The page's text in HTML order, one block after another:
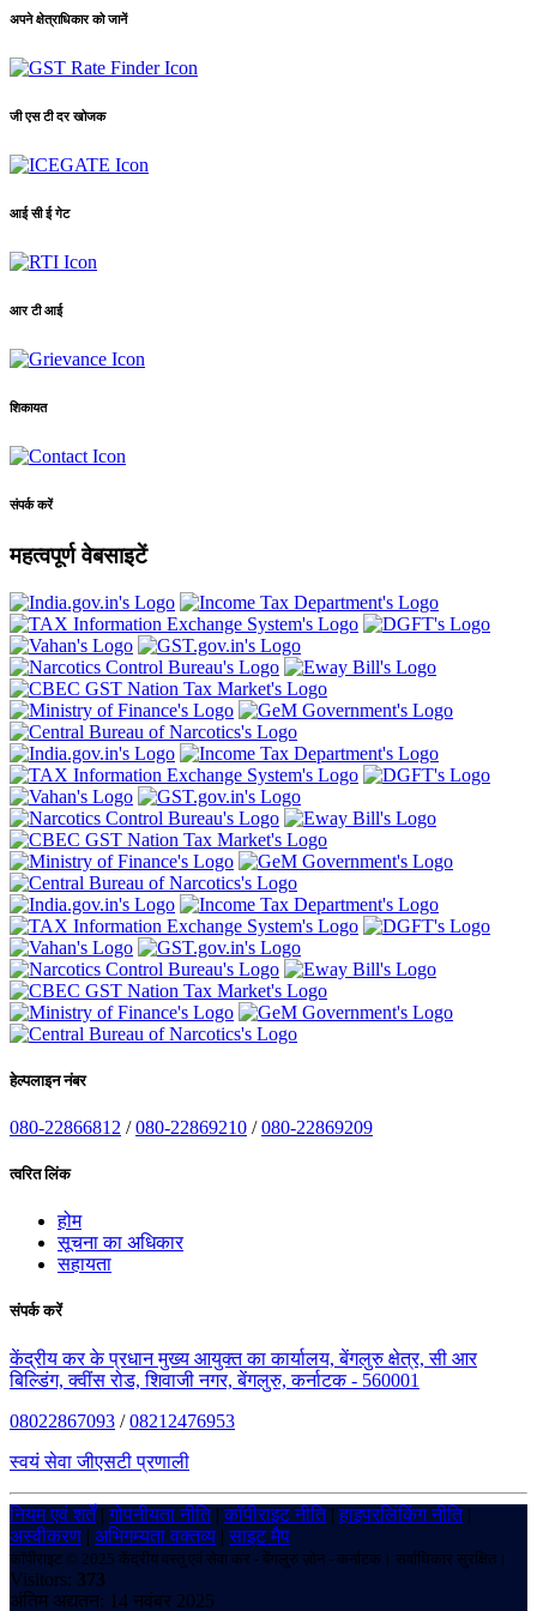
अपने क्षेत्राधिकार को जानें
जी एस टी दर खोजक
आई सी ई गेट
आर टी आई
शिकायत
संपर्क करें
महत्वपूर्ण वेबसाइटें
हेल्पलाइन नंबर
080-22866812 /080-22869210 /080-22869209
त्वरित लिंक
होम
सूचना का अधिकार
सहायता
संपर्क करें
केंद्रीय कर के प्रधान मुख्य आयुक्त का कार्यालय, बेंगलुरु क्षेत्र, सी आर
बिल्डिंग, क्वींस रोड, शिवाजी नगर, बेंगलुरु, कर्नाटक - 560001
08022867093 /08212476953
स्वयं सेवा जीएसटी प्रणाली
नियम एवं शर्तें|गोपनीयता नीति|कॉपीराइट नीति|हाइपरलिंकिंग नीति|
अस्वीकरण | अभिगम्यता वक्तव्य |साइट मैप
कॉपीराइट © 2025 केंद्रीय वस्तु एवं सेवा कर - बेंगलुरु ज़ोन - कर्नाटक। सर्वाधिकार सुरक्षित।
Visitors: 373
अंतिम अद्यतन: 14 नवंबर 2025